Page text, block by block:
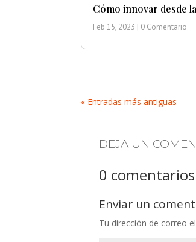
Cómo innovar desde
Feb 15, 2023 | 0 Comentario
« Entradas más antiguas
DEJA UN
0 comentarios
Enviar un
Tu dirección de correo